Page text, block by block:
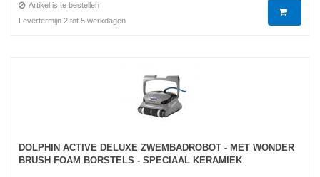
Artikel is te bestellen
Levertermijn 2 tot 5 werkdagen
DOLPHIN ACTIVE DELUXE ZWEMBADROBOT - MET WONDER
BRUSH FOAM BORSTELS - SPECIAAL KERAMIEK